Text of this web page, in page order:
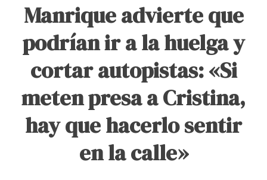
Manrique advierte que
podrían ir a la huelga y
cortar autopistas: «Si
meten presa a Cristina,
hay que hacerlo sentir
en la calle»